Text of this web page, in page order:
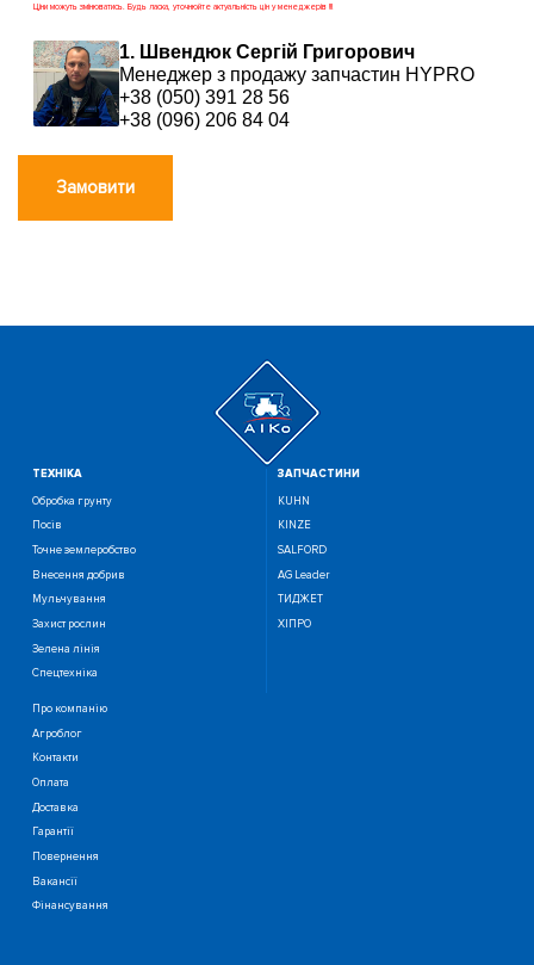
Ціни можуть змінюватись. Будь ласка, уточнюйте актуальність цін у менеджерів !!!
1. Швендюк Сергій Григорович
Менеджер з продажу запчастин HYPRO
+38 (050) 391 28 56
+38 (096) 206 84 04
Замовити
ТЕХНIКА
Обробка грунту
Посiв
Точне землеробство
Внесення добрив
Мульчування
Захист рослин
Зелена лінія
Спецтехніка
ЗАПЧАСТИНИ
KUHN
KINZE
SALFORD
AG Leader
ТИДЖЕТ
ХІПРО
Про компанію
Агроблог
Контакти
Оплата
Доставка
Гарантії
Повернення
Вакансії
Фінансування